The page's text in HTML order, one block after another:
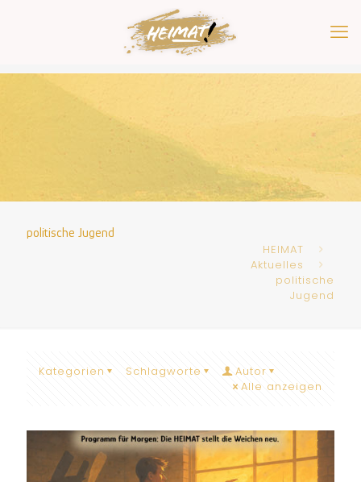
politische Jugend
HEIMAT
Aktuelles
politische
Jugend
Kategorien Schlagworte
Autor
Alle anzeigen